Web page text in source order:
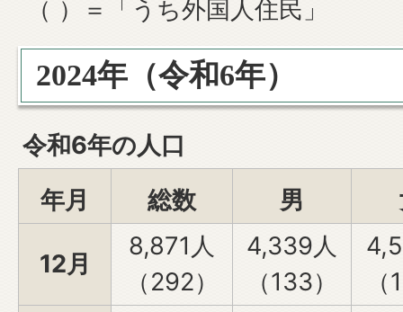
（ ）＝「うち外国人住民」
2024年（令和6年）
令和6年の人口
年月
総数 男
12月
8,871人
（292）
4,339人
（133）